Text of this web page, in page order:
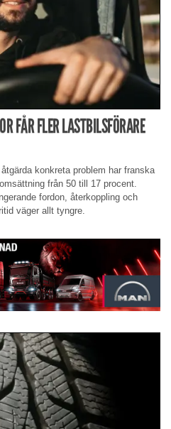
FÅR FLER LASTBILSFÖRARE
konkreta problem har franska
från 50 till 17 procent.
fordon, återkoppling och
väger allt tyngre.